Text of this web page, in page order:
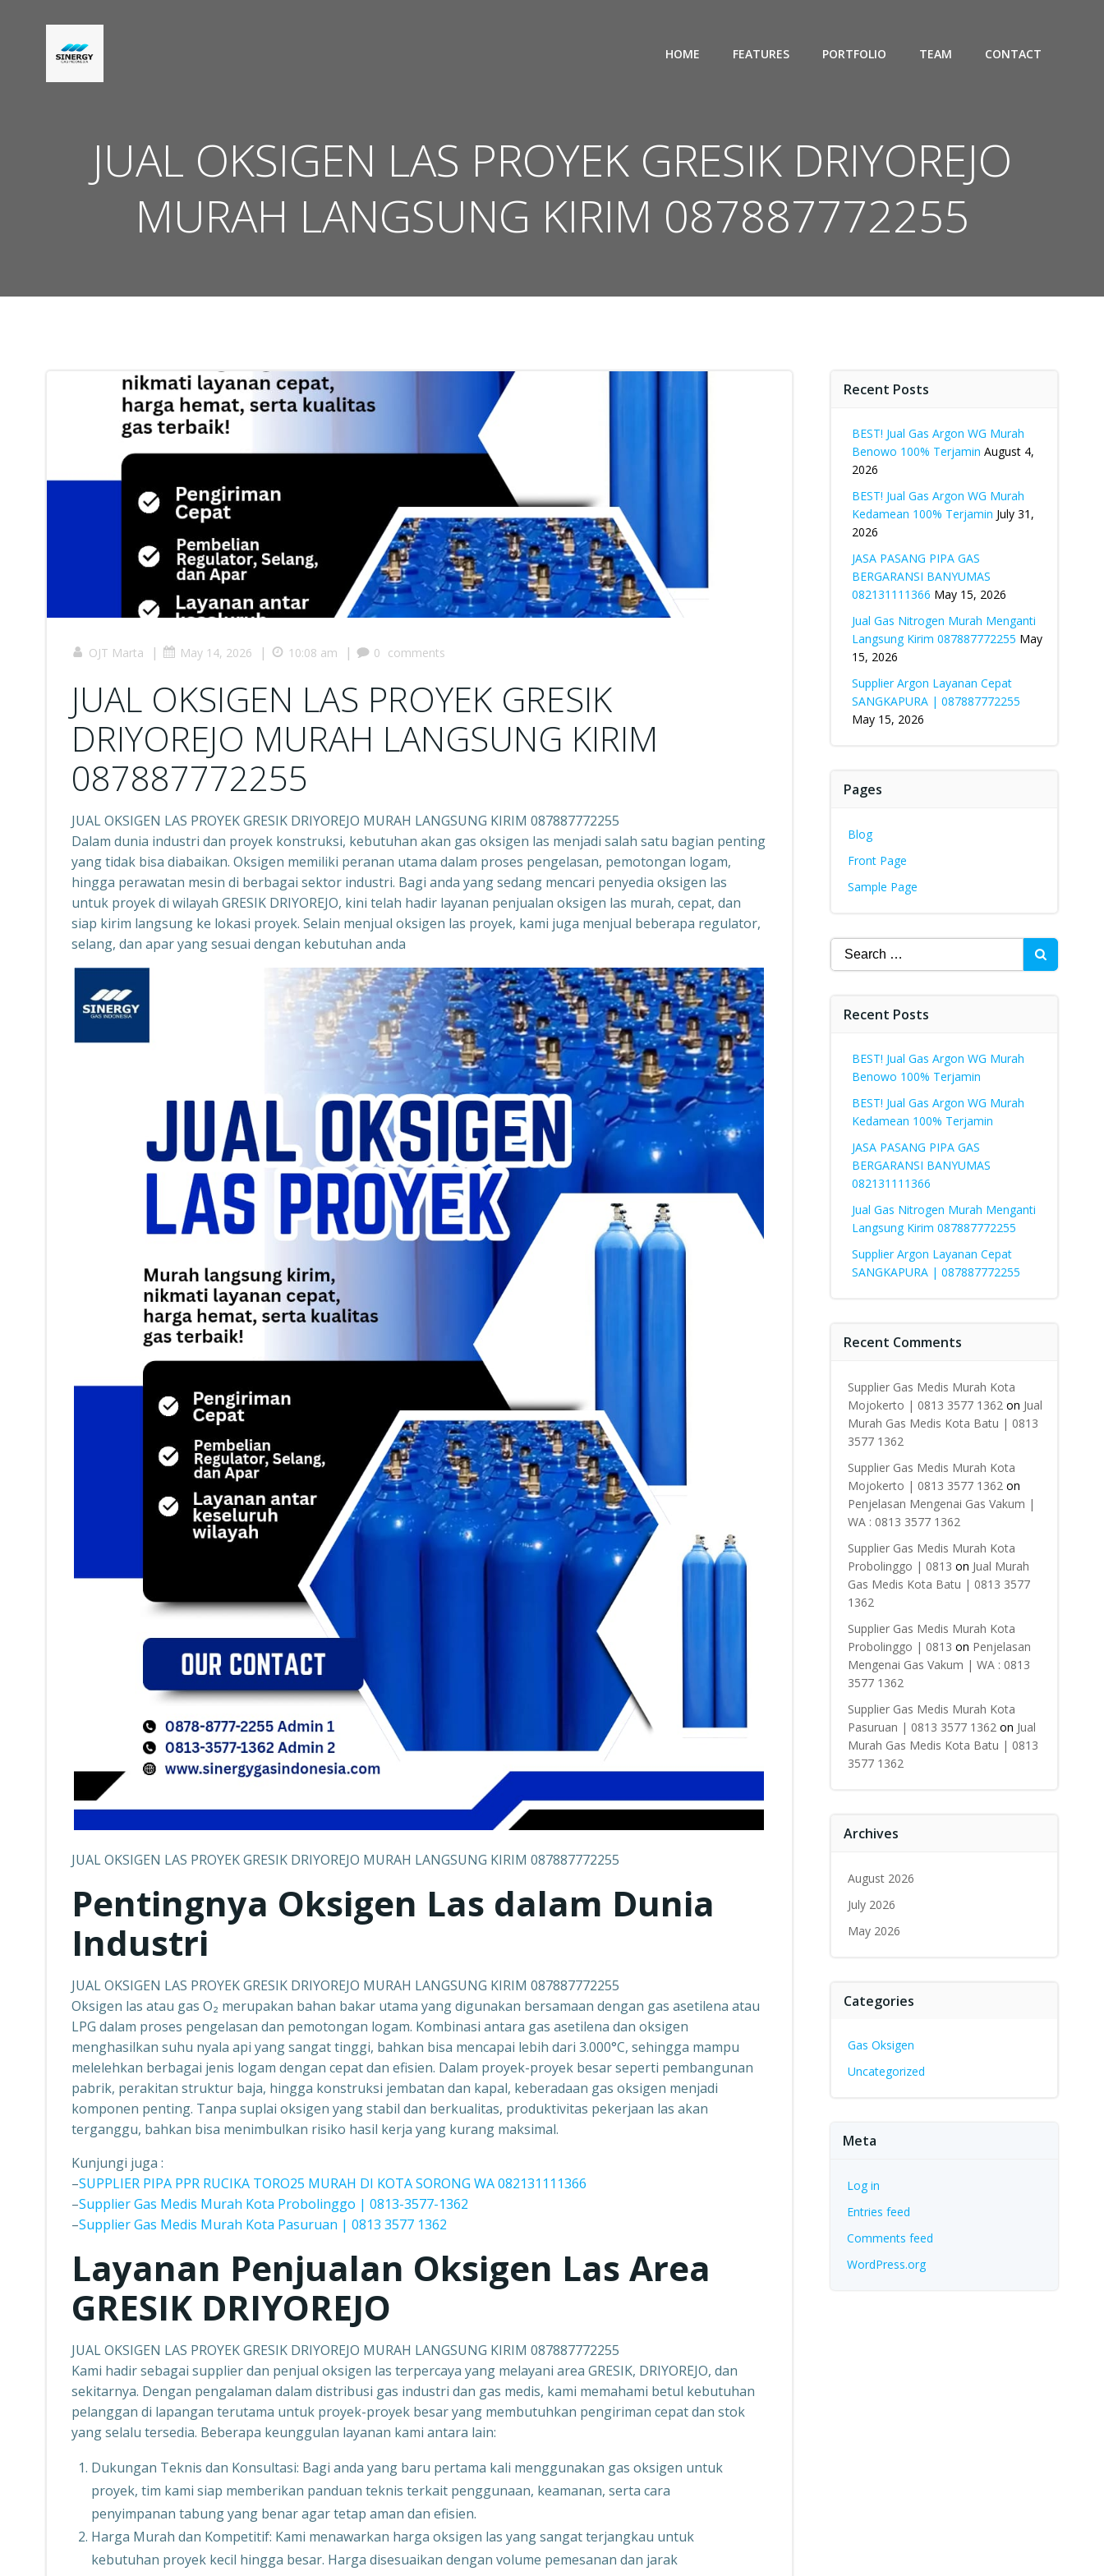
HOME FEATURES PORTFOLIO TEAM CONTACT
JUAL OKSIGEN LAS PROYEK GRESIK DRIYOREJO
MURAH LANGSUNG KIRIM 087887772255
OJT Marta | May 14, 2026 | 10:08 am | 0 comments
JUAL OKSIGEN LAS PROYEK GRESIK
DRIYOREJO MURAH LANGSUNG KIRIM
087887772255
JUAL OKSIGEN LAS PROYEK GRESIK DRIYOREJO MURAH LANGSUNG KIRIM 087887772255
Dalam dunia industri dan proyek konstruksi, kebutuhan akan gas oksigen las menjadi salah satu bagian penting
yang tidak bisa diabaikan. Oksigen memiliki peranan utama dalam proses pengelasan, pemotongan logam,
hingga perawatan mesin di berbagai sektor industri. Bagi anda yang sedang mencari penyedia oksigen las
untuk proyek di wilayah GRESIK DRIYOREJO, kini telah hadir layanan penjualan oksigen las murah, cepat, dan
siap kirim langsung ke lokasi proyek. Selain menjual oksigen las proyek, kami juga menjual beberapa regulator,
selang, dan apar yang sesuai dengan kebutuhan anda
JUAL OKSIGEN LAS PROYEK GRESIK DRIYOREJO MURAH LANGSUNG KIRIM 087887772255
Pentingnya Oksigen Las dalam Dunia
Industri
JUAL OKSIGEN LAS PROYEK GRESIK DRIYOREJO MURAH LANGSUNG KIRIM 087887772255
Oksigen las atau gas O₂ merupakan bahan bakar utama yang digunakan bersamaan dengan gas asetilena atau
LPG dalam proses pengelasan dan pemotongan logam. Kombinasi antara gas asetilena dan oksigen
menghasilkan suhu nyala api yang sangat tinggi, bahkan bisa mencapai lebih dari 3.000°C, sehingga mampu
melelehkan berbagai jenis logam dengan cepat dan efisien. Dalam proyek-proyek besar seperti pembangunan
pabrik, perakitan struktur baja, hingga konstruksi jembatan dan kapal, keberadaan gas oksigen menjadi
komponen penting. Tanpa suplai oksigen yang stabil dan berkualitas, produktivitas pekerjaan las akan
terganggu, bahkan bisa menimbulkan risiko hasil kerja yang kurang maksimal.
Kunjungi juga :
–SUPPLIER PIPA PPR RUCIKA TORO25 MURAH DI KOTA SORONG WA 082131111366
–Supplier Gas Medis Murah Kota Probolinggo | 0813-3577-1362
–Supplier Gas Medis Murah Kota Pasuruan | 0813 3577 1362
Layanan Penjualan Oksigen Las Area
GRESIK DRIYOREJO
JUAL OKSIGEN LAS PROYEK GRESIK DRIYOREJO MURAH LANGSUNG KIRIM 087887772255
Kami hadir sebagai supplier dan penjual oksigen las terpercaya yang melayani area GRESIK, DRIYOREJO, dan
sekitarnya. Dengan pengalaman dalam distribusi gas industri dan gas medis, kami memahami betul kebutuhan
pelanggan di lapangan terutama untuk proyek-proyek besar yang membutuhkan pengiriman cepat dan stok
yang selalu tersedia. Beberapa keunggulan layanan kami antara lain:
Dukungan Teknis dan Konsultasi: Bagi anda yang baru pertama kali menggunakan gas oksigen untuk
proyek, tim kami siap memberikan panduan teknis terkait penggunaan, keamanan, serta cara
penyimpanan tabung yang benar agar tetap aman dan efisien.
Harga Murah dan Kompetitif: Kami menawarkan harga oksigen las yang sangat terjangkau untuk
kebutuhan proyek kecil hingga besar. Harga disesuaikan dengan volume pemesanan dan jarak
Recent Posts
BEST! Jual Gas Argon WG Murah
Benowo 100% Terjamin August 4,
2026
BEST! Jual Gas Argon WG Murah
Kedamean 100% Terjamin July 31,
2026
JASA PASANG PIPA GAS
BERGARANSI BANYUMAS
082131111366 May 15, 2026
Jual Gas Nitrogen Murah Menganti
Langsung Kirim 087887772255 May
15, 2026
Supplier Argon Layanan Cepat
SANGKAPURA | 087887772255
May 15, 2026
Pages
Blog
Front Page
Sample Page
Search
for:
Recent Posts
BEST! Jual Gas Argon WG Murah
Benowo 100% Terjamin
BEST! Jual Gas Argon WG Murah
Kedamean 100% Terjamin
JASA PASANG PIPA GAS
BERGARANSI BANYUMAS
082131111366
Jual Gas Nitrogen Murah Menganti
Langsung Kirim 087887772255
Supplier Argon Layanan Cepat
SANGKAPURA | 087887772255
Recent Comments
Supplier Gas Medis Murah Kota
Mojokerto | 0813 3577 1362on Jual
Murah Gas Medis Kota Batu | 0813
3577 1362
Supplier Gas Medis Murah Kota
Mojokerto | 0813 3577 1362on
Penjelasan Mengenai Gas Vakum |
WA : 0813 3577 1362
Supplier Gas Medis Murah Kota
Probolinggo | 0813 on Jual Murah
Gas Medis Kota Batu | 0813 3577
1362
Supplier Gas Medis Murah Kota
Probolinggo | 0813 on Penjelasan
Mengenai Gas Vakum | WA : 0813
3577 1362
Supplier Gas Medis Murah Kota
Pasuruan | 0813 3577 1362on Jual
Murah Gas Medis Kota Batu | 0813
3577 1362
Archives
August 2026
July 2026
May 2026
Categories
Gas Oksigen
Uncategorized
Meta
Log in
Entries feed
Comments feed
WordPress.org